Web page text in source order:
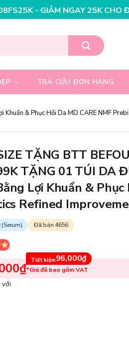
CHO ĐƠN HÀNG 199KNHẬP
TRA CỨU ĐƠN HÀNG
& Phục Hồi Da MD CARE NMF
TẶNG BTT
TẶNG 01 TÚI DA
Lợi Khuẩn & Phục
Refined
(Serum) Đã bán 4656
Tiết kiệm96,000₫
*Giá đã bao gồm VAT